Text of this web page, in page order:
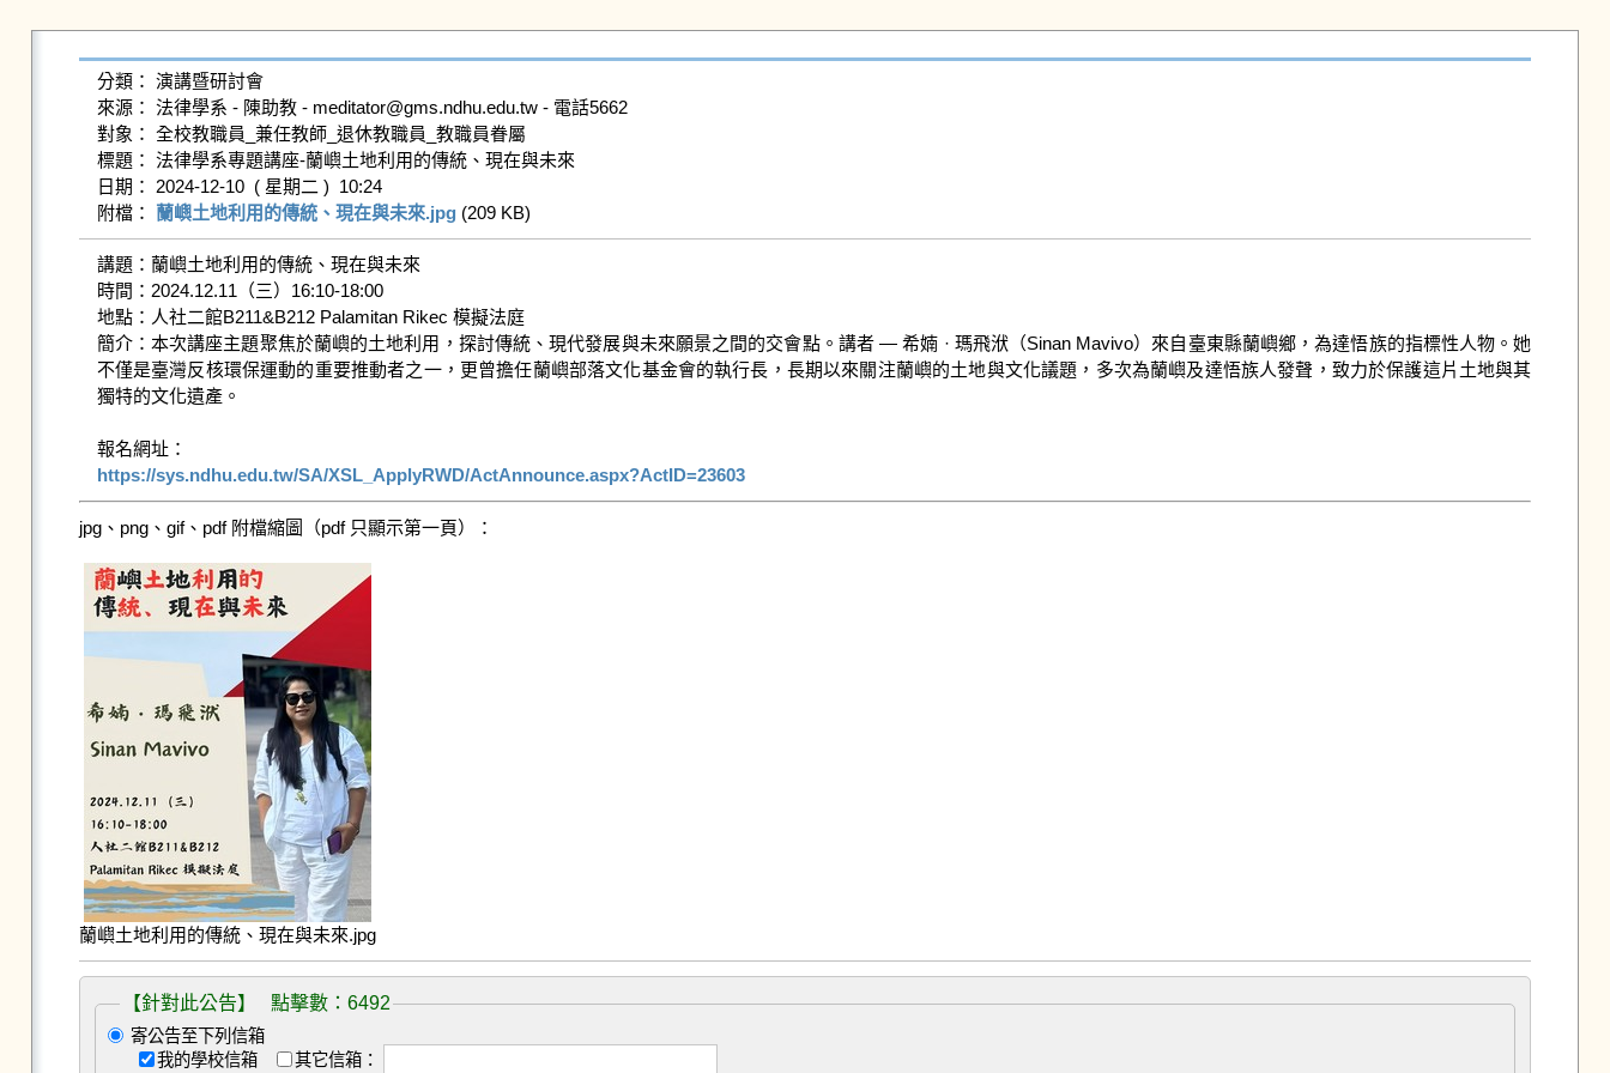
分類： 演講暨研討會
來源： 法律學系 - 陳助教 - meditator@gms.ndhu.edu.tw - 電話5662
對象： 全校教職員_兼任教師_退休教職員_教職員眷屬
標題： 法律學系專題講座-蘭嶼土地利用的傳統、現在與未來
日期： 2024-12-10  ( 星期二 )  10:24
附檔： 蘭嶼土地利用的傳統、現在與未來.jpg (209 KB)
講題：蘭嶼土地利用的傳統、現在與未來
時間：2024.12.11（三）16:10-18:00
地點：人社二館B211&B212 Palamitan Rikec 模擬法庭
簡介：本次講座主題聚焦於蘭嶼的土地利用，探討傳統、現代發展與未來願景之間的交會點。講者 — 希婻 · 瑪飛洑（Sinan Mavivo）來自臺東縣蘭嶼鄉，為達悟族的指標性人物。她
不僅是臺灣反核環保運動的重要推動者之一，更曾擔任蘭嶼部落文化基金會的執行長，長期以來關注蘭嶼的土地與文化議題，多次為蘭嶼及達悟族人發聲，致力於保護這片土地與其
獨特的文化遺產。
https://sys.ndhu.edu.tw/SA/XSL_ApplyRWD/ActAnnounce.aspx?ActID=23603
jpg、png、gif、pdf 附檔縮圖（pdf 只顯示第一頁）：
蘭嶼土地利用的傳統、現在與未來.jpg
【針對此公告】 點擊數：6492
寄公告至下列信箱
我的學校信箱
其它信箱：